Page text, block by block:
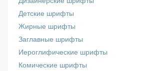
Детские шрифты
Жирные шрифты
Заглавные шрифты
Иероглифические шрифты
Комические шрифты